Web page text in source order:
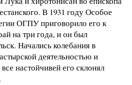
В 1931 году Особое
ОГПУ приговорило его к
на три года, и он был
Начались колебания в
деятельностью и
настойчивей его склонял